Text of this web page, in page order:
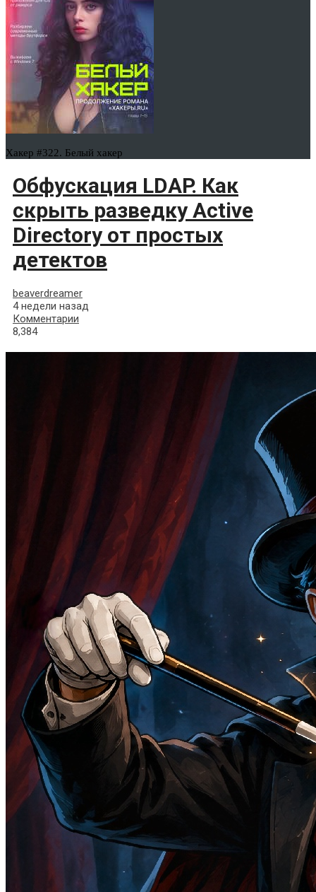
Хакер #322. Белый хакер
Обфускация LDAP. Как
скрыть разведку Active
Directory от простых
детектов
beaverdreamer
4 недели назад
Комментарии
8,384